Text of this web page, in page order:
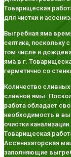
Товарищеская
для чистки и
Выгребная яма
септика, поскольку
том числе и
яма в г.
герметично со
Количество
сливной ямы.
работа обладает
необходимость в
очистки
Товарищеская
Ассенизаторская
заполняющие